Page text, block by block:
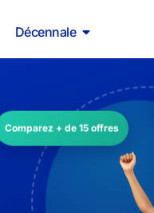
Décennale
Comparez + de 15 offres